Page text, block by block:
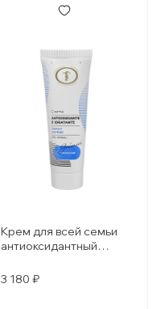
Крем для всей семьи
антиоксидантный
idratante - family
3 180 ₽